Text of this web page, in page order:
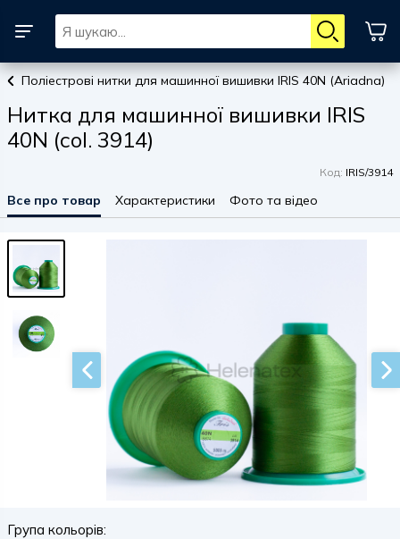
Поліестрові нитки для машинної вишивки IRIS 40N (Ariadna)
Нитка для машинної вишивки IRIS
40N (col. 3914)
Код: IRIS/3914
Все про товар Характеристики Фото та відео
Група кольорів: